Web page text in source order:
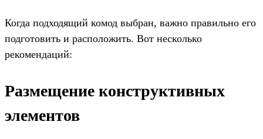
Когда подходящий комод выбран, важно правильно его
подготовить и расположить. Вот несколько
рекомендаций:
Размещение конструктивных
элементов